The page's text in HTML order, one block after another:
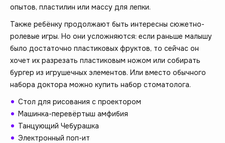
опытов, пластилин или массу для лепки.
Также ребёнку продолжают быть интересны сюжетно-
ролевые игры. Но они усложняются: если раньше малышу
было достаточно пластиковых фруктов, то сейчас он
хочет их разрезать пластиковым ножом или собирать
бургер из игрушечных элементов. Или вместо обычного
набора доктора можно купить набор стоматолога.
Стол для рисования с проектором
Машинка-перевёртыш амфибия
Танцующий Чебурашка
Электронный поп-ит